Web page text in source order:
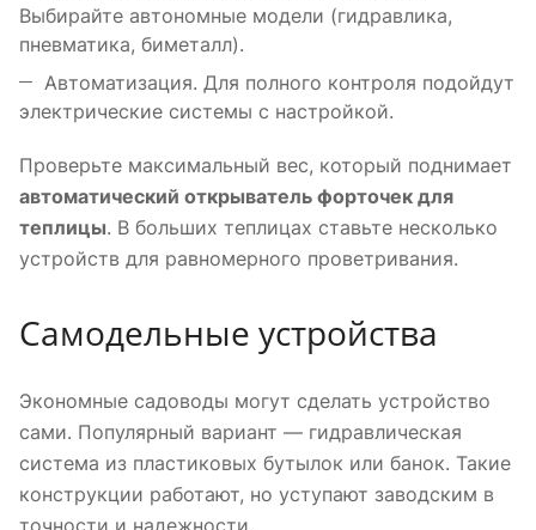
Выбирайте автономные модели (гидравлика,
пневматика, биметалл).
Автоматизация. Для полного контроля подойдут
электрические системы с настройкой.
Проверьте максимальный вес, который поднимает
автоматический открыватель форточек для
теплицы. В больших теплицах ставьте несколько
устройств для равномерного проветривания.
Самодельные устройства
Экономные садоводы могут сделать устройство
сами. Популярный вариант — гидравлическая
система из пластиковых бутылок или банок. Такие
конструкции работают, но уступают заводским в
точности и надежности.